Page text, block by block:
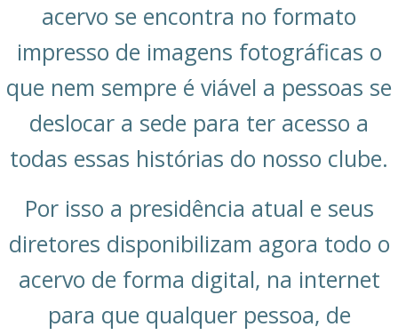
acervo se encontra no formato
impresso de imagens fotográficas o
que nem sempre é viável a pessoas se
deslocar a sede para ter acesso a
todas essas histórias do nosso clube.
Por isso a presidência atual e seus
diretores disponibilizam agora todo o
acervo de forma digital, na internet
para que qualquer pessoa, de